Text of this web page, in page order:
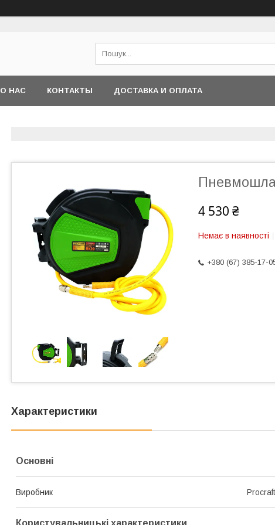
О НАС КОНТАКТЫ ДОСТАВКА И ОПЛАТА
4 530 ₴
Немає в наявності
+380 (67) 385-17-
Характеристики
Основні
Виробник Procraft
Користувальницькі характеристики